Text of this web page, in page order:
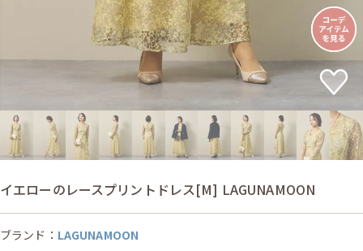
イエローのレースプリントドレス[M] LAGUNAMOON
ブランド： LAGUNAMOON